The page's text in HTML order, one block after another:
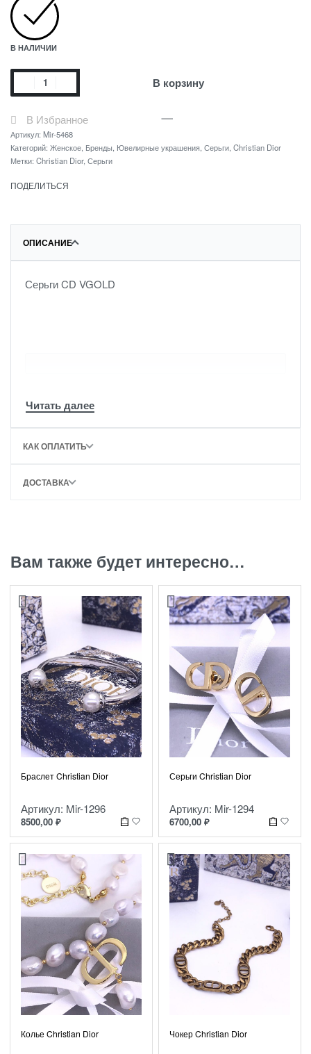
В НАЛИЧИИ
В корзину
В Избранное
Артикул: Mir-5468
Категорий: Женское Бренды Ювелирные украшения Серьги Christian Dior
Метки: Christian Dior, Серьги
ПОДЕЛИТЬСЯ
ОПИСАНИЕ
Серьги CD VGOLD
КАК ОПЛАТИТЬ
ДОСТАВКА
Вам также будет интересно…
Браслет Christian Dior
Артикул: Mir-1296
8500,00 ₽
Серьги Christian Dior
Артикул: Mir-1294
6700,00 ₽
Колье Christian Dior Чокер Christian Dior